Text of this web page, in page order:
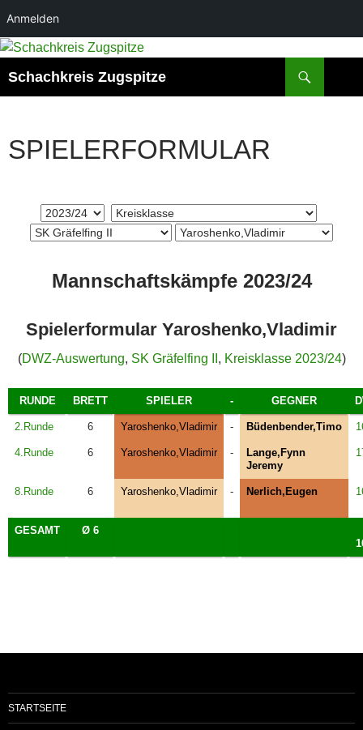
Anmelden
Schachkreis Zugspitze
SPIELERFORMULAR
Mannschaftskämpfe 2023/24
Spielerformular Yaroshenko,Vladimir
(DWZ-Auswertung, SK Gräfelfing II , Kreisklasse 2023/24)
RUNDE BRETT SPIELER - GEGNER
2.Runde 6 Yaroshenko,Vladimir - Büdenbender,Timo
4.Runde 6 Yaroshenko,Vladimir -
Lange,Fynn
Jeremy
8.Runde 6 Yaroshenko,Vladimir - Nerlich,Eugen
GESAMT Ø 6
STARTSEITE